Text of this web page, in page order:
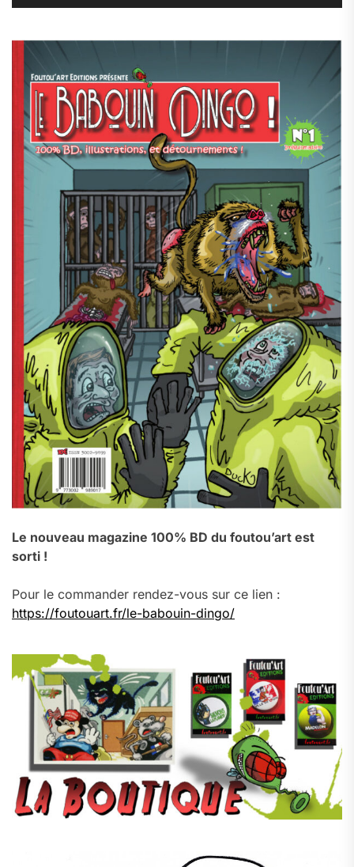
Le nouveau magazine 100% BD du foutou’art est
sorti !
Pour le commander rendez-vous sur ce lien :
https://foutouart.fr/le-babouin-dingo/